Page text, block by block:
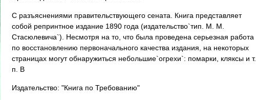
С разъяснениями правительствующего сената. Книга представляет
собой репринтное издание 1890 года (издательство`тип. М. М.
Стасюлевича`). Несмотря на то, что была проведена серьезная работа
по восстановлению первоначального качества издания, на некоторых
страницах могут обнаружиться небольшие`огрехи`: помарки, кляксы и т.
п. В
Издательство: "Книга по Требованию"